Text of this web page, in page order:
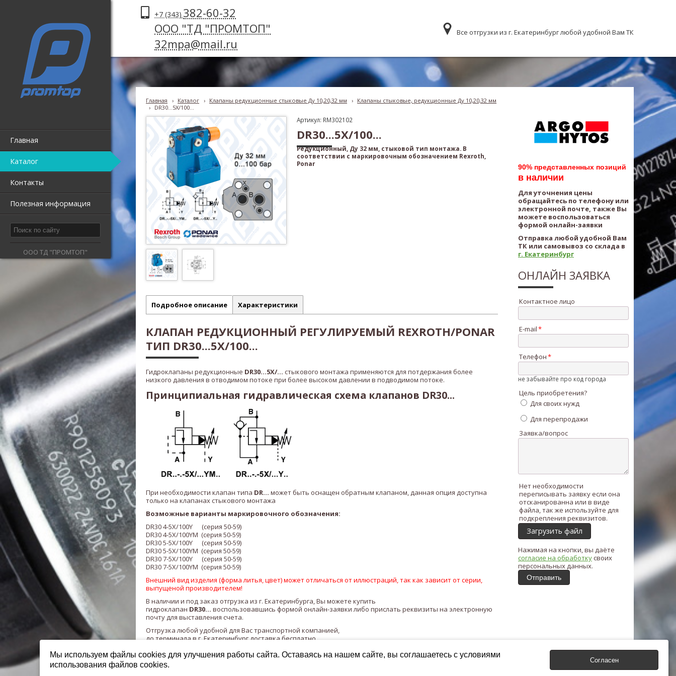
Главная
Каталог
Контакты
Полезная информация
ООО ТД "ПРОМТОП"
+7 (343) 382-60-32
ООО "ТД "ПРОМТОП"
32mpa@mail.ru
Все отгрузки из г. Екатеринбург любой удобной Вам ТК
Главная › Каталог › Клапаны редукционные стыковые Ду 10,20,32 мм ›
Клапаны стыковые, редукционные Ду 10,20,32 мм
›
DR30...5X/100...
Артикул: RM302102
DR30...5X/100...
Редукционный, Ду 32 мм, стыковой тип монтажа. В
соответствии с маркировочным обозначением Rexroth,
Ponar
Подробное описание Характеристики
КЛАПАН РЕДУКЦИОННЫЙ РЕГУЛИРУЕМЫЙ REXROTH/PONAR
ТИП DR30...5X/100...
Гидроклапаны редукционные DR30...5X/... стыкового монтажа применяются для потдержания более
низкого давления в отводимом потоке при более высоком давлении в подводимом потоке.
Принципиальная гидравлическая схема клапанов DR30...
При необходимости клапан типа DR... может быть оснащен обратным клапаном, данная опция доступна
только на клапанах стыкового монтажа
Возможные варианты маркировочного обозначения:
DR30 4-5X/100Y (серия 50-59)
DR30 4-5X/100YM (серия 50-59)
DR30 5-5X/100Y (серия 50-59)
DR30 5-5X/100YM (серия 50-59)
DR30 7-5X/100Y (серия 50-59)
DR30 7-5X/100YM (серия 50-59)
Внешний вид изделия (форма литья, цвет) может отличаться от иллюстраций, так как зависит от серии,
выпущеной производителем!
В наличии и под заказ отгрузка из г. Екатеринбурга, Вы можете купить
гидроклапан DR30... воспользовавшись формой онлайн-заявки либо прислать реквизиты на электронную
почту для выставления счета.
Отгрузка любой удобной для Вас транспортной компанией,
до терминала в г. Екатеринбург доставка бесплатно.
90% представленных позиций
в наличии
Для уточнения цены
обращайтесь по телефону или
электронной почте, также Вы
можете воспользоваться
формой онлайн-заявки
Отправка любой удобной Вам
ТК или самовывоз со склада в
г. Екатеринбург
ОНЛАЙН ЗАЯВКА
Контактное лицо
E-mail
Телефон
не забывайте про код города
Цель приобретения?
Для своих нужд
Для перепродажи
Заявка/вопрос
Нет необходимости
переписывать заявку если она
отсканированна или в виде
файла, так же используйте для
подкрепления реквизитов.
Загрузить файл
Нажимая на кнопки, вы даёте
согласие на обработкусвоих
персональных данных.
Отправить
Мы используем файлы cookies для улучшения работы сайта. Оставаясь на нашем сайте, вы соглашаетесь с условиями
использования файлов cookies.
Согласен